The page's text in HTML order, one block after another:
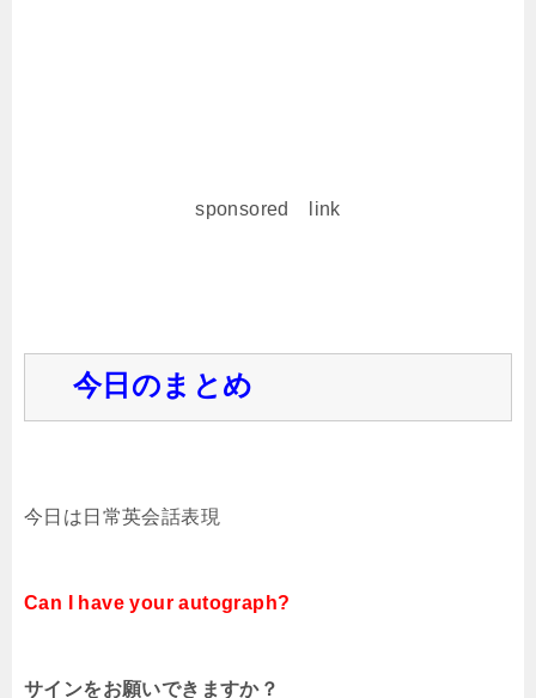
sponsored link
今日のまとめ
今日は日常英会話表現
Can I have your autograph?
サインをお願いできますか？